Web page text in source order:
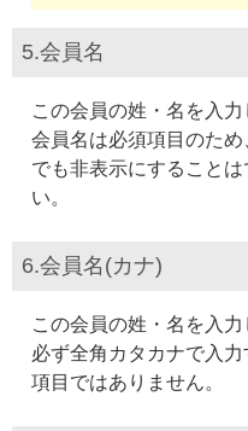
5.会員名
この会員の姓・名を入力
会員名は必須項目のため
でも非表示にすること
い。
6.会員名(カナ)
この会員の姓・名を入力
必ず全角カタカナで入
項目ではありません。